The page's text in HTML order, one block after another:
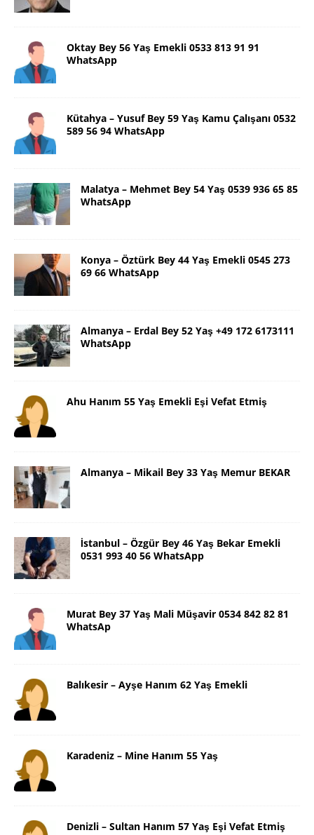
Oktay Bey 56 Yaş Emekli 0533 813 91 91
WhatsApp
Kütahya – Yusuf Bey 59 Yaş Kamu Çalışanı 0532
589 56 94 WhatsApp
Malatya – Mehmet Bey 54 Yaş 0539 936 65 85
WhatsApp
Konya – Öztürk Bey 44 Yaş Emekli 0545 273
69 66 WhatsApp
Almanya – Erdal Bey 52 Yaş +49 172 6173111
WhatsApp
Ahu Hanım 55 Yaş Emekli Eşi Vefat Etmiş
Almanya – Mikail Bey 33 Yaş Memur BEKAR
İstanbul – Özgür Bey 46 Yaş Bekar Emekli
0531 993 40 56 WhatsApp
Murat Bey 37 Yaş Mali Müşavir 0534 842 82 81
WhatsAp
Balıkesir – Ayşe Hanım 62 Yaş Emekli
Karadeniz – Mine Hanım 55 Yaş
Denizli – Sultan Hanım 57 Yaş Eşi Vefat Etmiş